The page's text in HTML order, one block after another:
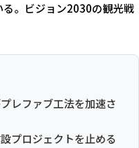
る。ビジョン2030の観光戦
レファブ工法を加速さ
プロジェクトを止める